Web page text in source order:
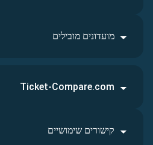
מועדונים מובילים
Ticket-Compare.com
קישורים שימושיים